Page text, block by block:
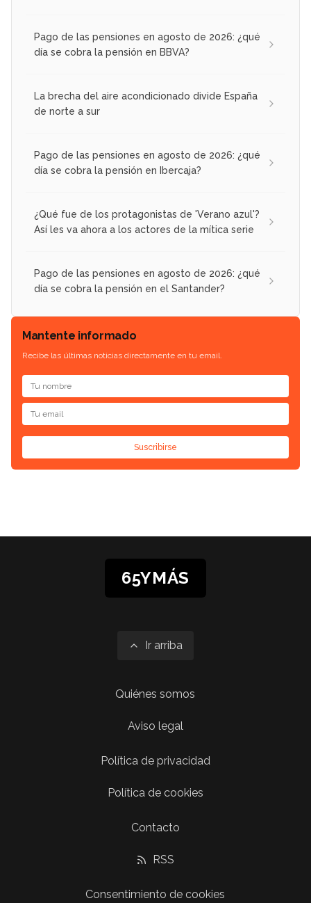
Pago de las pensiones en agosto de 2026: ¿qué
día se cobra la pensión en BBVA?
La brecha del aire acondicionado divide España
de norte a sur
Pago de las pensiones en agosto de 2026: ¿qué
día se cobra la pensión en Ibercaja?
¿Qué fue de los protagonistas de 'Verano azul'?
Así les va ahora a los actores de la mítica serie
Pago de las pensiones en agosto de 2026: ¿qué
día se cobra la pensión en el Santander?
Mantente informado
Recibe las últimas noticias directamente en tu email.
Suscribirse
65YMÁS
Ir arriba
Quiénes somos
Aviso legal
Política de privacidad
Política de cookies
Contacto
RSS
Consentimiento de cookies